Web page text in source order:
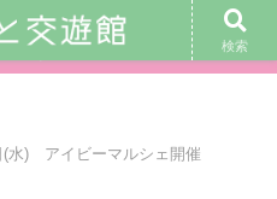
)、 8日(土)、 9日(日) 10：00〜
00 ｜
(水) アイビーマルシェ開催
検索